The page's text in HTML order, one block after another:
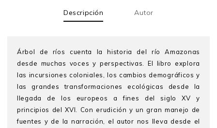
Descripción Autor
Árbol de ríos cuenta la historia del río Amazonas
desde muchas voces y perspectivas. El libro explora
las incursiones coloniales, los cambios demográficos y
las grandes transformaciones ecológicas desde la
llegada de los europeos a fines del siglo XV y
principios del XVI. Con erudición y un gran manejo de
fuentes y de la narración, el autor nos lleva desde el